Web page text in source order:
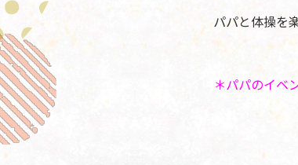
パパと体操を
＊パパのイベ